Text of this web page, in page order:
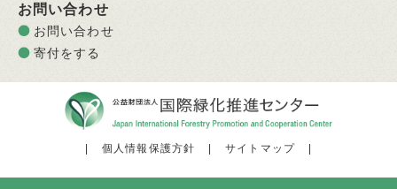
お問い合わせ
お問い合わせ
寄付をする
個人情報保護方針 サイトマップ